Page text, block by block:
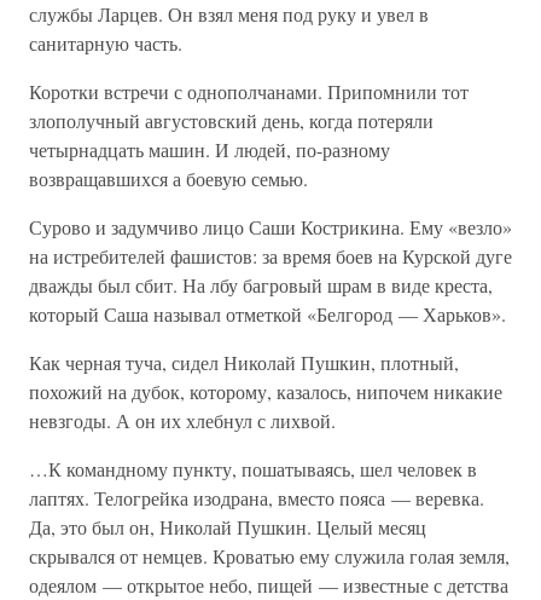
службы Ларцев. Он взял меня под руку и увел в
санитарную часть.
Коротки встречи с однополчанами. Припомнили тот
злополучный августовский день, когда потеряли
четырнадцать машин. И людей, по-разному
возвращавшихся а боевую семью.
Сурово и задумчиво лицо Саши Кострикина. Ему «везло»
на истребителей фашистов: за время боев на Курской дуге
дважды был сбит. На лбу багровый шрам в виде креста,
который Саша называл отметкой «Белгород — Харьков».
Как черная туча, сидел Николай Пушкин, плотный,
похожий на дубок, которому, казалось, нипочем никакие
невзгоды. А он их хлебнул с лихвой.
…К командному пункту, пошатываясь, шел человек в
лаптях. Телогрейка изодрана, вместо пояса — веревка.
Да, это был он, Николай Пушкин. Целый месяц
скрывался от немцев. Кроватью ему служила голая земля,
одеялом — открытое небо, пищей — известные с детства